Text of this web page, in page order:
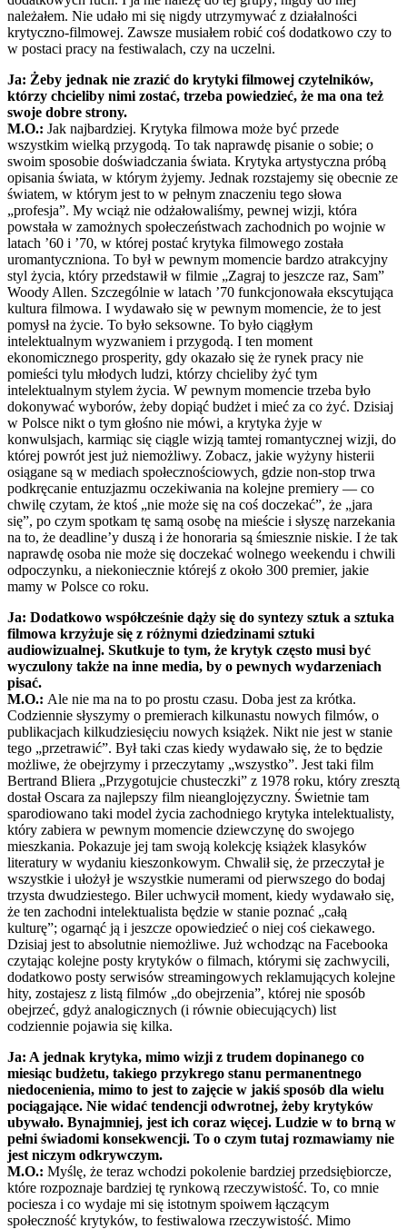
należałem. Nie udało mi się nigdy utrzymywać z działalności
krytyczno-filmowej. Zawsze musiałem robić coś dodatkowo czy to
w postaci pracy na festiwalach, czy na uczelni.
Ja: Żeby jednak nie zrazić do krytyki filmowej czytelników,
którzy chcieliby nimi zostać, trzeba powiedzieć, że ma ona też
swoje dobre strony.
M.O.: Jak najbardziej. Krytyka filmowa może być przede
wszystkim wielką przygodą. To tak naprawdę pisanie o sobie; o
swoim sposobie doświadczania świata. Krytyka artystyczna próbą
opisania świata, w którym żyjemy. Jednak rozstajemy się obecnie ze
światem, w którym jest to w pełnym znaczeniu tego słowa
„profesja”. My wciąż nie odżałowaliśmy, pewnej wizji, która
powstała w zamożnych społeczeństwach zachodnich po wojnie w
latach ’60 i ’70, w której postać krytyka filmowego została
uromantyczniona. To był w pewnym momencie bardzo atrakcyjny
styl życia, który przedstawił w filmie „Zagraj to jeszcze raz, Sam”
Woody Allen. Szczególnie w latach ’70 funkcjonowała ekscytująca
kultura filmowa. I wydawało się w pewnym momencie, że to jest
pomysł na życie. To było seksowne. To było ciągłym
intelektualnym wyzwaniem i przygodą. I ten moment
ekonomicznego prosperity, gdy okazało się że rynek pracy nie
pomieści tylu młodych ludzi, którzy chcieliby żyć tym
intelektualnym stylem życia. W pewnym momencie trzeba było
dokonywać wyborów, żeby dopiąć budżet i mieć za co żyć. Dzisiaj
w Polsce nikt o tym głośno nie mówi, a krytyka żyje w
konwulsjach, karmiąc się ciągle wizją tamtej romantycznej wizji, do
której powrót jest już niemożliwy. Zobacz, jakie wyżyny histerii
osiągane są w mediach społecznościowych, gdzie non-stop trwa
podkręcanie entuzjazmu oczekiwania na kolejne premiery — co
chwilę czytam, że ktoś „nie może się na coś doczekać”, że „jara
się”, po czym spotkam tę samą osobę na mieście i słyszę narzekania
na to, że deadline’y duszą i że honoraria są śmiesznie niskie. I że tak
naprawdę osoba nie może się doczekać wolnego weekendu i chwili
odpoczynku, a niekoniecznie którejś z około 300 premier, jakie
mamy w Polsce co roku.
Ja: Dodatkowo współcześnie dąży się do syntezy sztuk a sztuka
filmowa krzyżuje się z różnymi dziedzinami sztuki
audiowizualnej. Skutkuje to tym, że krytyk często musi być
wyczulony także na inne media, by o pewnych wydarzeniach
pisać.
M.O.: Ale nie ma na to po prostu czasu. Doba jest za krótka.
Codziennie słyszymy o premierach kilkunastu nowych filmów, o
publikacjach kilkudziesięciu nowych książek. Nikt nie jest w stanie
tego „przetrawić”. Był taki czas kiedy wydawało się, że to będzie
możliwe, że obejrzymy i przeczytamy „wszystko”. Jest taki film
Bertrand Bliera „Przygotujcie chusteczki” z 1978 roku, który zresztą
dostał Oscara za najlepszy film nieanglojęzyczny. Świetnie tam
sparodiowano taki model życia zachodniego krytyka intelektualisty,
który zabiera w pewnym momencie dziewczynę do swojego
mieszkania. Pokazuje jej tam swoją kolekcję książek klasyków
literatury w wydaniu kieszonkowym. Chwalił się, że przeczytał je
wszystkie i ułożył je wszystkie numerami od pierwszego do bodaj
trzysta dwudziestego. Biler uchwycił moment, kiedy wydawało się,
że ten zachodni intelektualista będzie w stanie poznać „całą
kulturę”; ogarnąć ją i jeszcze opowiedzieć o niej coś ciekawego.
Dzisiaj jest to absolutnie niemożliwe. Już wchodząc na Facebooka
czytając kolejne posty krytyków o filmach, którymi się zachwycili,
dodatkowo posty serwisów streamingowych reklamujących kolejne
hity, zostajesz z listą filmów „do obejrzenia”, której nie sposób
obejrzeć, gdyż analogicznych (i równie obiecujących) list
codziennie pojawia się kilka.
Ja: A jednak krytyka, mimo wizji z trudem dopinanego co
miesiąc budżetu, takiego przykrego stanu permanentnego
niedocenienia, mimo to jest to zajęcie w jakiś sposób dla wielu
pociągające. Nie widać tendencji odwrotnej, żeby krytyków
ubywało. Bynajmniej, jest ich coraz więcej. Ludzie w to brną w
pełni świadomi konsekwencji. To o czym tutaj rozmawiamy nie
jest niczym odkrywczym.
M.O.: Myślę, że teraz wchodzi pokolenie bardziej przedsiębiorcze,
które rozpoznaje bardziej tę rynkową rzeczywistość. To, co mnie
pociesza i co wydaje mi się istotnym spoiwem łączącym
społeczność krytyków, to festiwalowa rzeczywistość. Mimo